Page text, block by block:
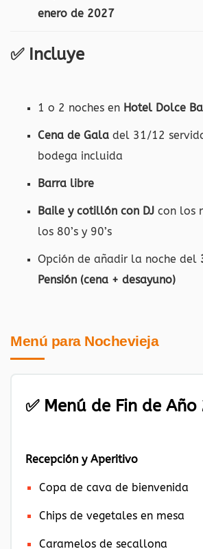
enero de 2027
✅ Incluye
1 o 2 noches en Hotel Dolce
Cena de Gala del 31/12
bodega incluida
Barra libre
Baile y cotillón con DJ con los
los 80’s y 90’s
Opción de añadir la noche del
Pensión (cena + desayuno)
Menú para Nochevieja
✅ Menú de Fin de Año
Recepción y Aperitivo
Copa de cava de bienvenida
Chips de vegetales en mesa
Caramelos de secallona